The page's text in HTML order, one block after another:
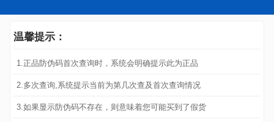
温馨提示：
1.正品防伪码首次查询时，系统会明确提示此为正品
2.多次查询,系统提示当前为第几次查及首次查询情况
3.如果显示防伪码不存在，则意味着您可能买到了假货